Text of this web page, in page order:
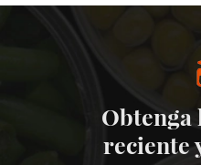
reciente